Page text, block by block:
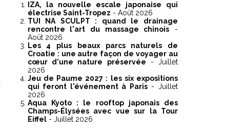
IZA, la nouvelle escale japonaise qui
électrise Saint-Tropez - Août 2026
TUI NA SCULPT : quand le drainage
rencontre l'art du massage chinois -
Août 2026
Les 4 plus beaux parcs naturels de
Croatie : une autre façon de voyager au
cœur d'une nature préservée - Juillet
2026
Jeu de Paume 2027 : les six expositions
qui feront l'événement à Paris- Juillet
2026
Aqua Kyoto : le rooftop japonais des
Champs-Élysées avec vue sur la Tour
Eiffel- Juillet 2026